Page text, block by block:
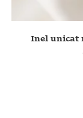
Inel unicat